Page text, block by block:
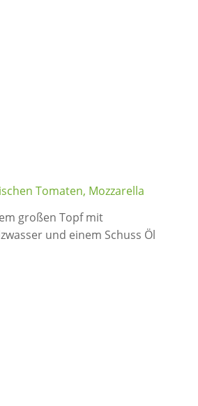
Tomaten, Mozzarella
großen Topf mit
und einem Schuss Öl